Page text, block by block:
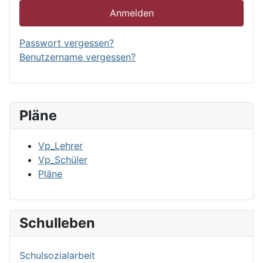
Pläne
Vp_Lehrer
Vp_Schüler
Pläne
Schulleben
Schulsozialarbeit
Anmelden
Passwort vergessen?
Benutzername vergessen?